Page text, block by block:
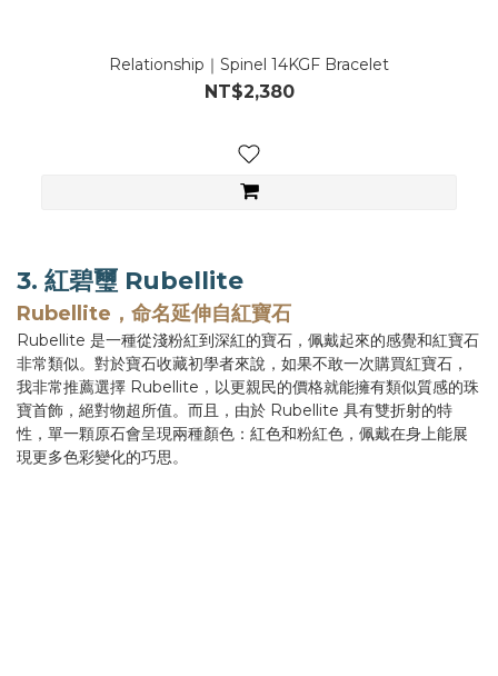
Relationship｜Spinel 14KGF Bracelet
NT$2,380
3. 紅碧璽 Rubellite
Rubellite，命名延伸自紅寶石
Rubellite 是一種從淺粉紅到深紅的寶石，佩戴起來的感覺和紅寶石
非常類似。對於寶石收藏初學者來說，如果不敢一次購買紅寶石，
我非常推薦選擇 Rubellite，以更親民的價格就能擁有類似質感的珠
寶首飾，絕對物超所值。而且，由於 Rubellite 具有雙折射的特
性，單一顆原石會呈現兩種顏色：紅色和粉紅色，佩戴在身上能展
現更多色彩變化的巧思。